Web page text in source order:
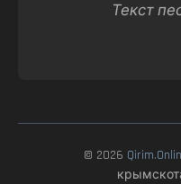
Текст
© 2026